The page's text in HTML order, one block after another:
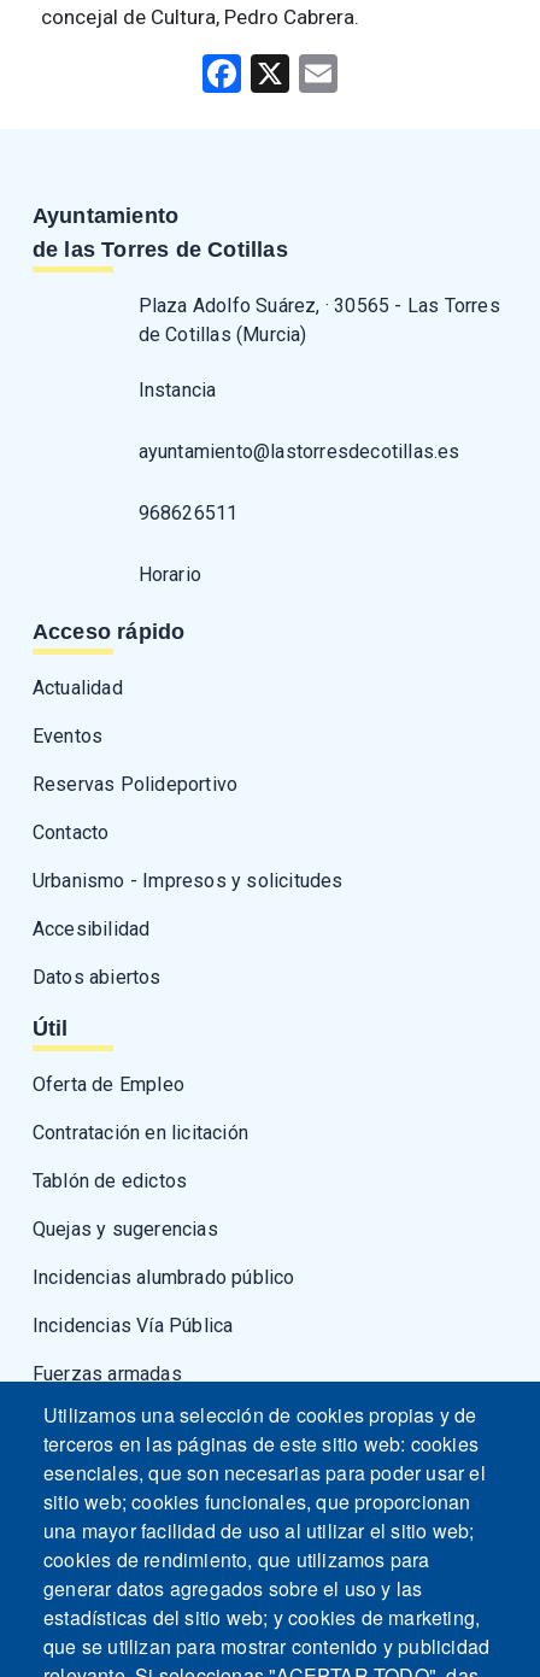
concejal de Cultura, Pedro Cabrera.
Facebook
X
Ayuntamiento
de las Torres de Cotillas
Plaza Adolfo Suárez, · 30565 - Las Torres
de Cotillas (Murcia)
Instancia
ayuntamiento@lastorresdecotillas.es
968626511
Horario
Acceso rápido
Actualidad
Eventos
Reservas Polideportivo
Contacto
Urbanismo - Impresos y solicitudes
Accesibilidad
Datos abiertos
Útil
Oferta de Empleo
Contratación en licitación
Tablón de edictos
Quejas y sugerencias
Incidencias alumbrado público
Incidencias Vía Pública
Fuerzas armadas
Utilizamos una selección de cookies propias y de
terceros en las páginas de este sitio web: cookies
esenciales, que son necesarias para poder usar el
sitio web; cookies funcionales, que proporcionan
una mayor facilidad de uso al utilizar el sitio web;
cookies de rendimiento, que utilizamos para
generar datos agregados sobre el uso y las
estadísticas del sitio web; y cookies de marketing,
que se utilizan para mostrar contenido y publicidad